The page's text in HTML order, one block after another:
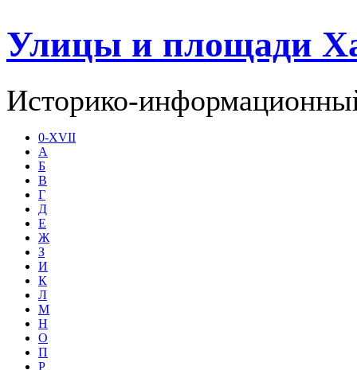
Улицы и площади
Историко-
0-XVII
А
Б
В
Г
Д
Е
Ж
З
И
К
Л
М
Н
О
П
Р